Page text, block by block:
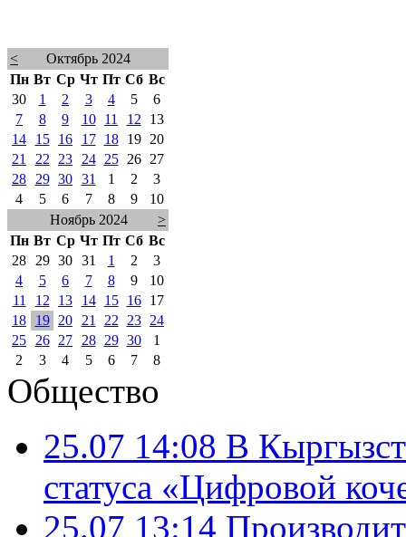
<
Октябрь 2024
Пн Вт Ср Чт Пт Сб Вс
30
1 2 3 4 5
6
7
8 9 10 11 12
13
14
15 16 17 18 19
20
21
22 23 24 25 26
27
28
29 30 31 1 2
3
4
5 6 7 8 9
10
Ноябрь 2024
>
Пн Вт Ср Чт Пт Сб Вс
28
29 30 31 1 2
3
4
5 6 7 8 9
10
11
12 13 14 15 16
17
18
19 20 21 22 23
24
25
26 27 28 29 30
1
2
3 4 5 6 7 8
Общество
25.07 14:08 В
статуса «Цифровой
25.07 13:14